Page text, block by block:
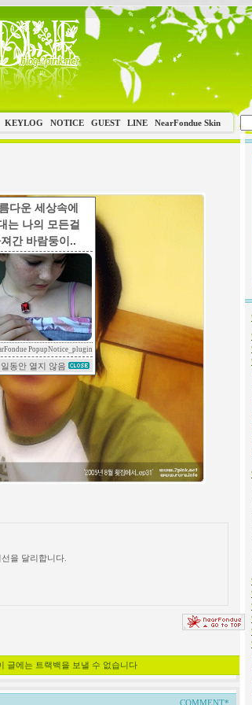
다운 세상속에
는 나의 모든걸
간 바람둥이..
PopupNotice_plugin
동안 열지 않음
KEYLOG NOTICE GUEST LINE NearFondue Skin
을 달리합니다.
글에는 트랙백을 보낼 수 없습니다
COMMENT*